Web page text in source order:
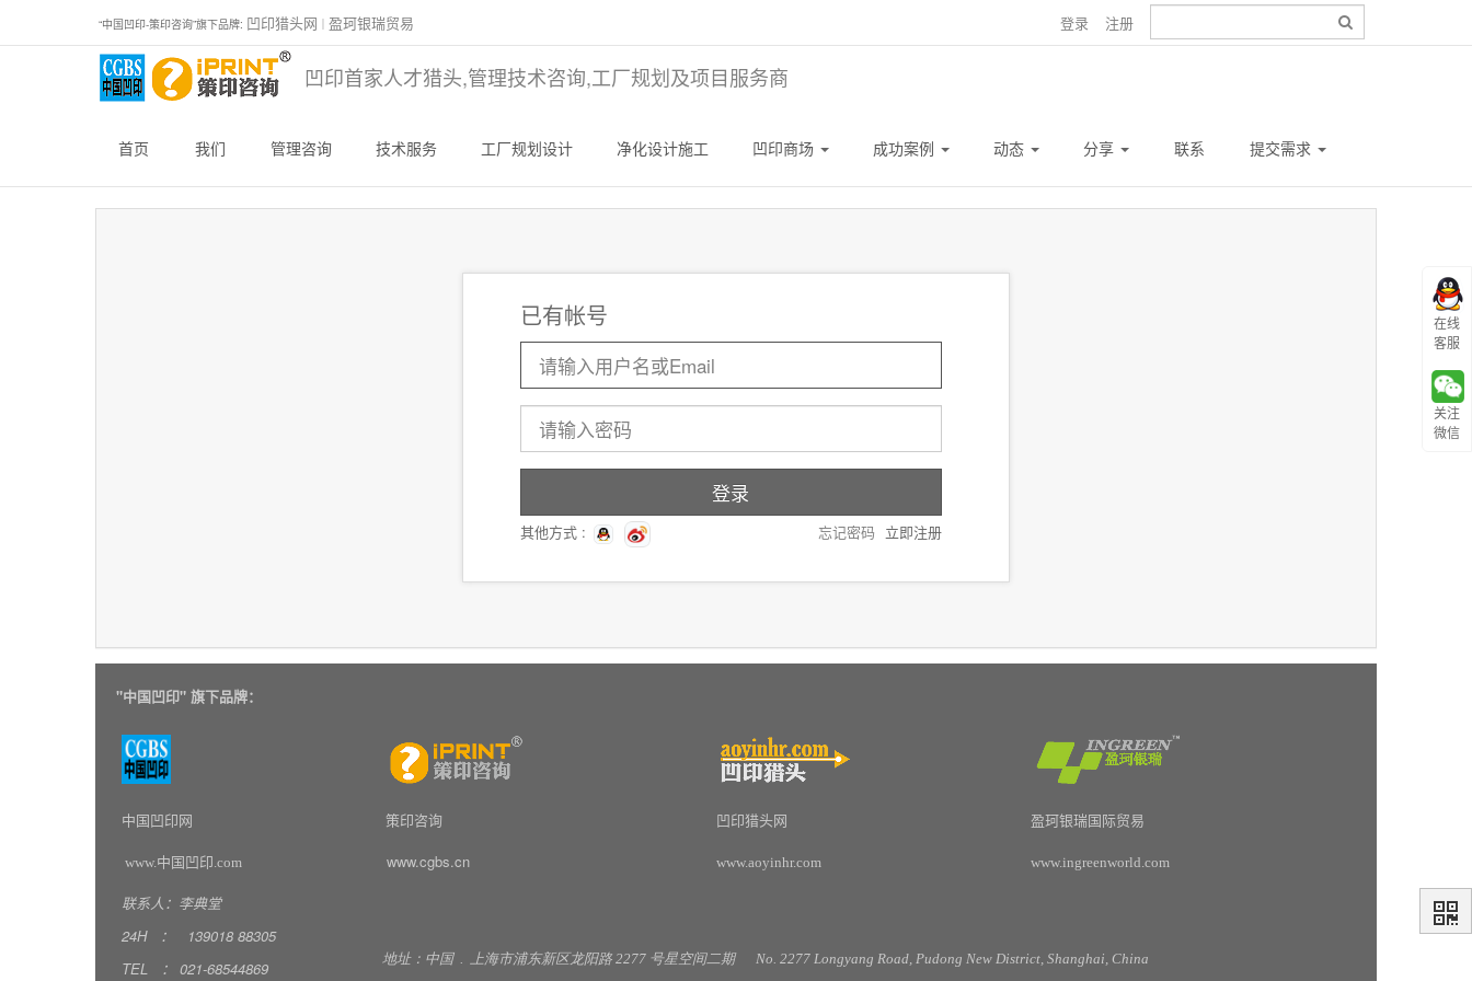
在线
客服
关注
微信
“中国凹印-策印咨询”旗下品牌: 凹印猎头网 盈珂银瑞贸易 登录 注册
凹印首家人才猎头,管理技术咨询,工厂规划及项目服务商
首页 我们 管理咨询 技术服务 工厂规划设计 净化设计施工 凹印商场 成功案例 动态 分享 联系 提交需求
已有帐号
其他方式 : 忘记密码 立即注册
"中国凹印" 旗下品牌：
中国凹印网 策印咨询 凹印猎头网 盈珂银瑞国际贸易
www.中国凹印.com www.cgbs.cn www.aoyinhr.com www.ingreenworld.com
联系人：李典堂
24H
： 139018 88305
TEL
： 021-68544869 地址：中国 上海市浦东新区龙阳路 2277 号星空间二期 No. 2277 Longyang Road, Pudong New District, Shanghai, China